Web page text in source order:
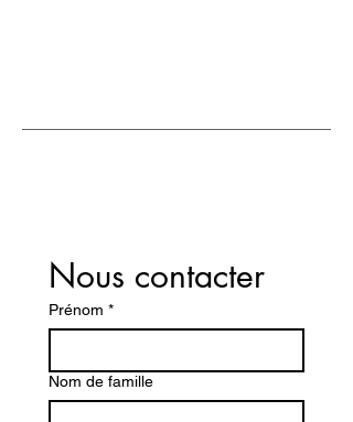
Nous contacter
Prénom *
Nom de famille